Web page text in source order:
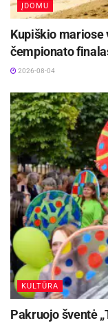
ĮDOMU
Kupiškio mariose
čempionato
2026-08-04
KULTŪRA
Pakruojo šventė